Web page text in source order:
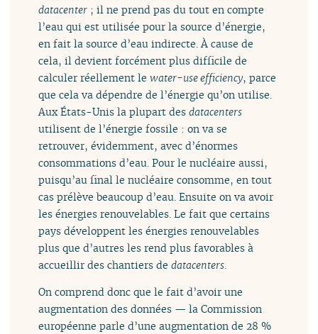
datacenter ; il ne prend pas du tout en compte
l’eau qui est utilisée pour la source d’énergie,
en fait la source d’eau indirecte. À cause de
cela, il devient forcément plus difficile de
calculer réellement lewater-use efficiency, parce
que cela va dépendre de l’énergie qu’on utilise.
Aux États-Unis la plupart desdatacenters
utilisent de l’énergie fossile : on va se
retrouver, évidemment, avec d’énormes
consommations d’eau. Pour le nucléaire aussi,
puisqu’au final le nucléaire consomme, en tout
cas prélève beaucoup d’eau. Ensuite on va avoir
les énergies renouvelables. Le fait que certains
pays développent les énergies renouvelables
plus que d’autres les rend plus favorables à
accueillir des chantiers dedatacenters.
On comprend donc que le fait d’avoir une
augmentation des données — la Commission
européenne parle d’une augmentation de 28 %